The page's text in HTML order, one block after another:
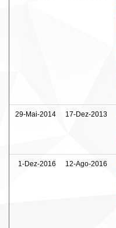
29-Mai-2014 17-Dez-2013
1-Dez-2016 12-Ago-2016